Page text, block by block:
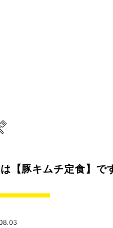
【豚キムチ定食】で